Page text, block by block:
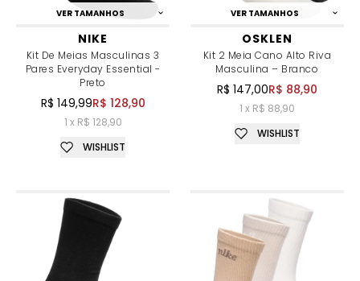
VER TAMANHOS
NIKE
Kit De Meias Masculinas 3
Pares Everyday Essential -
Preto
R$ 149,99R$ 128,90
1 x R$ 128,90
WISHLIST
VER TAMANHOS
OSKLEN
Kit 2 Meia Cano Alto Riva
Masculina – Branco
R$ 147,00R$ 88,90
1 x R$ 88,90
WISHLIST